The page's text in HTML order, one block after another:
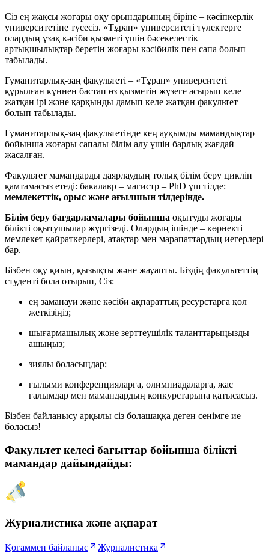
Сіз ең жақсы жоғары оқу орындарының біріне – кәсіпкерлік
университетіне түсесіз. «Тұран» университеті түлектерге
олардың ұзақ кәсіби қызметі үшін бәсекелестік
артықшылықтар беретін жоғары кәсібилік пен сапа болып
табылады.
Гуманитарлық-заң факультеті ­­– «Тұран» университеті
құрылған күннен бастап өз қызметін жүзеге асырып келе
жатқан ірі және қарқынды дамып келе жатқан факультет
болып табылады.
Гуманитарлық-заң факультетінде кең ауқымды мамандықтар
бойынша жоғары сапалы білім алу үшін барлық жағдай
жасалған.
Факультет мамандарды даярлаудың толық білім беру циклін
қамтамасыз етеді: бакалавр – магистр – PhD үш тілде:
мемлекеттік, орыс және ағылшын тілдерінде.
Білім беру бағдарламалары бойынша оқытуды жоғары
білікті оқытушылар жүргізеді. Олардың ішінде – көрнекті
мемлекет қайраткерлері, атақтар мен марапаттардың иегерлері
бар.
Бізбен оқу қиын, қызықты және жауапты. Біздің факультеттің
студенті бола отырып, Сіз:
ең заманауи және кәсіби ақпараттық ресурстарға қол
жеткізіңіз;
шығармашылық және зерттеушілік таланттарыңызды
ашыңыз;
зиялы боласыңдар;
ғылыми конференцияларға, олимпиадаларға, жас
ғалымдар мен мамандардың конкурстарына қатысасыз.
Бізбен байланысу арқылы сіз болашаққа деген сенімге ие
боласыз!
Факультет келесі бағыттар бойынша білікті
мамандар дайындайды:
Журналистика және ақпарат
Қоғаммен байланыс Журналистика